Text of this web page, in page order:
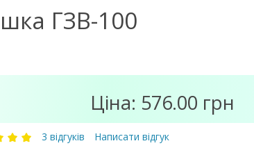
ГЗВ-100
Ціна: 576.00 грн
3 відгуків Написати відгук